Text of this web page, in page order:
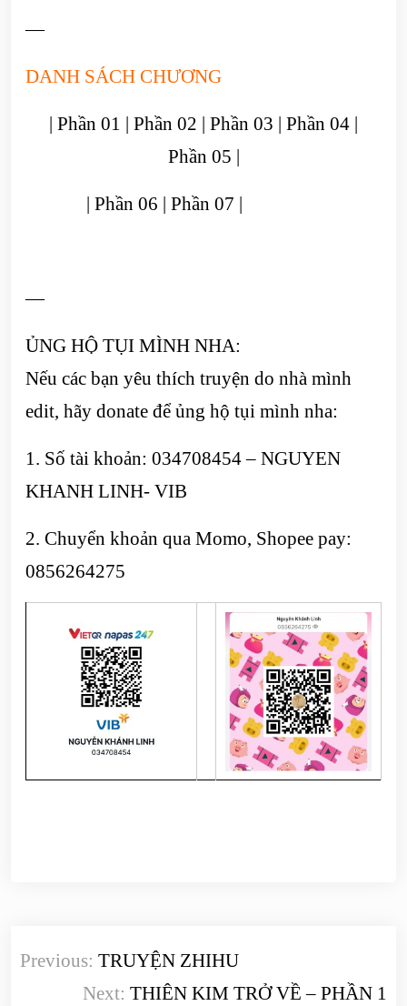
—
DANH SÁCH CHƯƠNG
Phần 01 Phần 02 Phần 03 Phần 04
Phần 05
Phần 06 Phần 07
—
ỦNG HỘ TỤI MÌNH NHA:
Nếu các bạn yêu thích truyện do nhà mình
edit, hãy donate để ủng hộ tụi mình nha:
1. Số tài khoản: 034708454 – NGUYEN
KHANH LINH- VIB
2. Chuyển khoản qua Momo, Shopee pay:
0856264275
hướng
Previous: TRUYỆN ZHIHU
Next: THIÊN KIM TRỞ VỀ – PHẦN 1